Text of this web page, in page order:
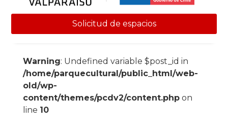
Solicitud de espacios
Warning: Undefined variable $post_id in
/home/parquecultural/public_html/web-
old/wp-
content/themes/pcdv2/content.phpon
line 10